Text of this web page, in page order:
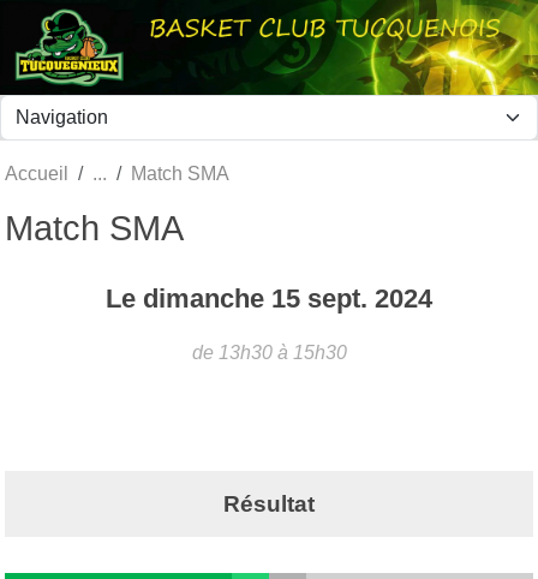
Accueil Match SMA
Match SMA
Le dimanche 15 sept. 2024
de 13h30 à 15h30
Résultat
Panneau de gestion des cookies